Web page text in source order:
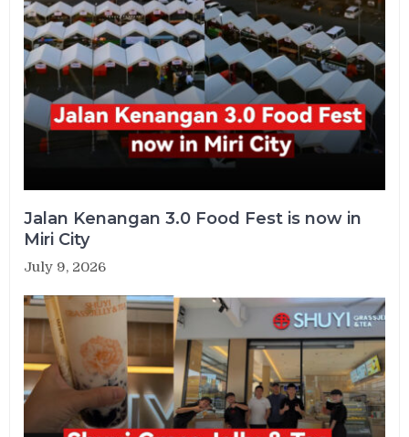
Jalan Kenangan 3.0 Food Fest is now in
Miri City
July 9, 2026